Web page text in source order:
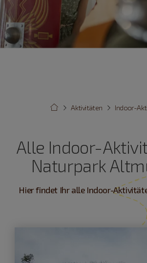
Indoor-
Aktivitäten
Alle Indoor-
Naturpark
Hier findet Ihr alle Indoor-